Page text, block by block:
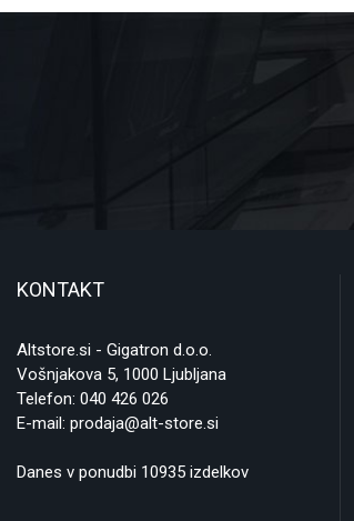
KONTAKT
Altstore.si - Gigatron d.o.o.
Vošnjakova 5, 1000 Ljubljana
Telefon: 040 426 026
E-mail: prodaja@alt-store.si
Danes v ponudbi 10935 izdelkov